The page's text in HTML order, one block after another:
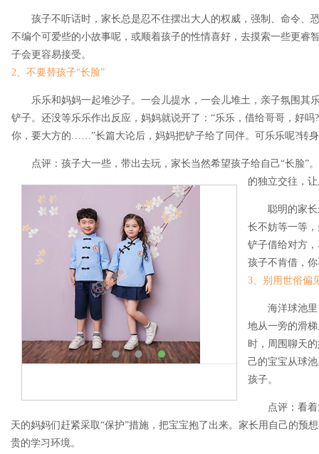
孩子不听话时，家长总是忍不住摆出大人的权威，强制、命令、
不编个可爱些的小故事呢，或顺着孩子的性情喜好，去摸索一些更睿
子会更容易接受。
2、不要替孩子“长脸”
乐乐和妈妈一起堆沙子。一会儿提水，一会儿堆土，亲子氛围其
铲子。还没等乐乐作出反应，妈妈就说开了：“乐乐，借给哥哥，好
你，要大方的……”长篇大论后，妈妈把铲子给了同伴。可乐乐呢?转
点评：孩子大一些，带出去玩，家长当然希望孩子给自己“长脸”
的独立交往，
聪明的家
长不妨等一等
铲子借给对方
孩子不肯借，
3、别用世俗偏
海洋球池
地从一旁的滑
时，周围聊天
己的宝宝从球
孩子。
点评：看
天的妈妈们赶紧采取“保护”措施，把宝宝抱了出来。家长用自己的预
贵的学习环境。